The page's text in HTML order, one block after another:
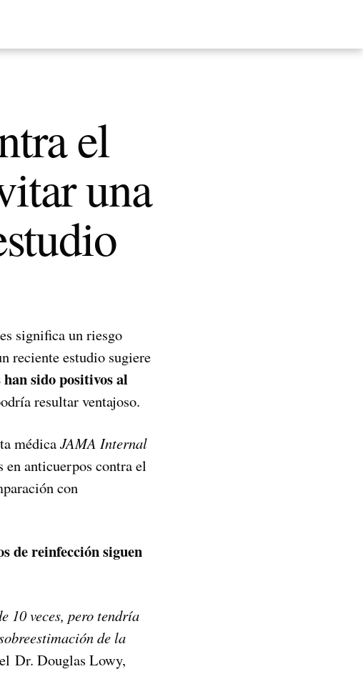
el
una
significa un riesgo
reciente estudio sugiere
sido positivos al
resultar ventajoso.
médicaJAMA Internal
en anticuerpos contra el
con
de reinfección siguen
10 veces, pero tendría
de la
Dr. Douglas Lowy,